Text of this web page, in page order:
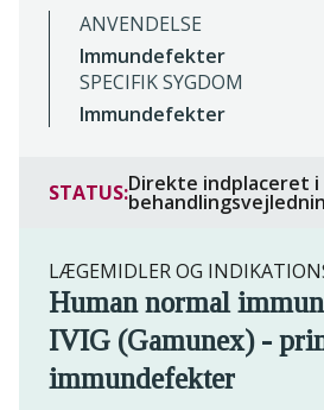
ANVENDELSE
Immundefekter
SPECIFIK SYGDOM
Immundefekter
STATUS:Direkte indplaceret i
LÆGEMIDLER OG
Human normal
IVIG (Gamunex) -
immundefekter